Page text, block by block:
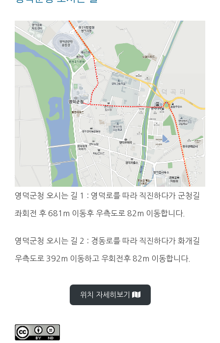
영덕군청 오시는 길 1 : 영덕로를 따라 직진하다가 군청길
좌회전 후 681m 이동후 우측도로 82m 이동합니다.
영덕군청 오시는 길 2 : 경동로를 따라 직진하다가 화개길
우측도로 392m 이동하고 우회전후 82m 이동합니다.
위치 자세히보기